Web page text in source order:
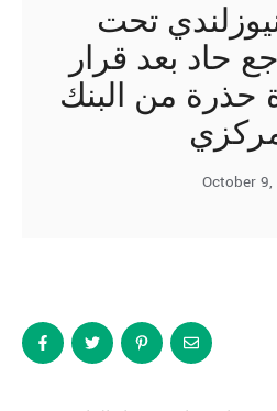
تحت
حاد بعد قرار
حذرة من البنك
October